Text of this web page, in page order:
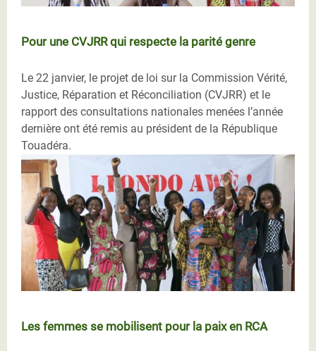
Pour une CVJRR qui respecte la parité genre
Le 22 janvier, le projet de loi sur la Commission Vérité,
Justice, Réparation et Réconciliation (CVJRR) et le
rapport des consultations nationales menées l’année
dernière ont été remis au président de la République
Touadéra.
Les femmes se mobilisent pour la paix en RCA